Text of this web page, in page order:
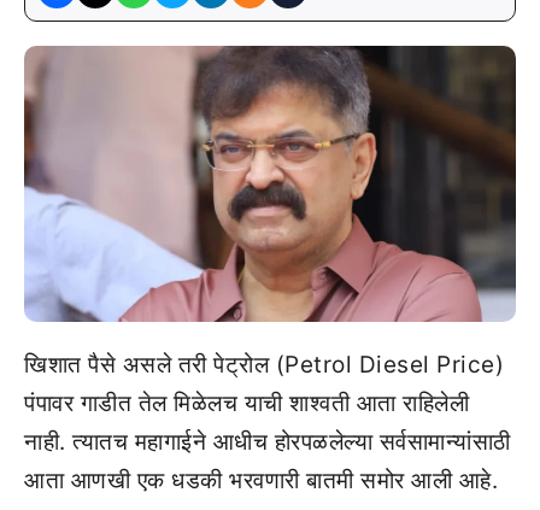
खिशात पैसे असले तरी पेट्रोल (Petrol Diesel Price)
पंपावर गाडीत तेल मिळेलच याची शाश्वती आता राहिलेली
नाही. त्यातच महागाईने आधीच होरपळलेल्या सर्वसामान्यांसाठी
आता आणखी एक धडकी भरवणारी बातमी समोर आली आहे.